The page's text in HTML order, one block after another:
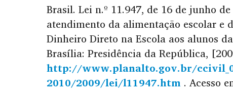
Brasil. Lei n.º 11.947, de 16 de junho
atendimento da alimentação escolar e
Dinheiro Direto na Escola aos alunos
Brasília: Presidência da República,
http://www.planalto.gov.br/
2010/2009/lei/l11947.htm . Acesso